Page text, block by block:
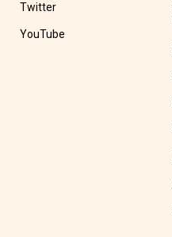
Twitter
YouTube